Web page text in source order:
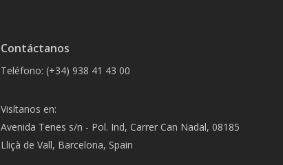
Contáctanos
Teléfono: (+34) 938 41 43 00
Visítanos en:
Avenida Tenes s/n - Pol. Ind, Carrer Can Nadal, 08185
Lliçà de Vall, Barcelona, Spain